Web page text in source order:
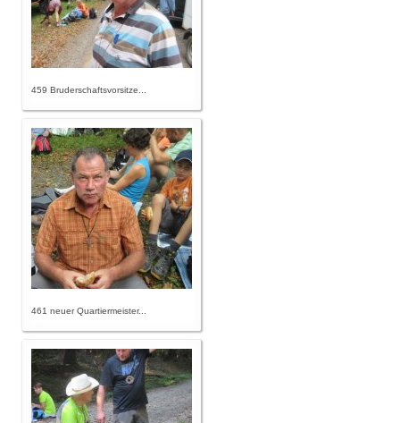
459 Bruderschaftsvorsitze...
461 neuer Quartiermeister...